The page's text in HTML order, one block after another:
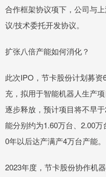
合作框架协议项下，公司与
议/技术委托开发协议。
扩张八倍产能如何消化？
此次IPO，节卡股份计划募
充，拟用于智能机器人生产
逐步释放，预计项目将不早
能分别约为1.60万台、2.00
0年以后达产满产4万台产能。
2023年度，节卡股份协作机